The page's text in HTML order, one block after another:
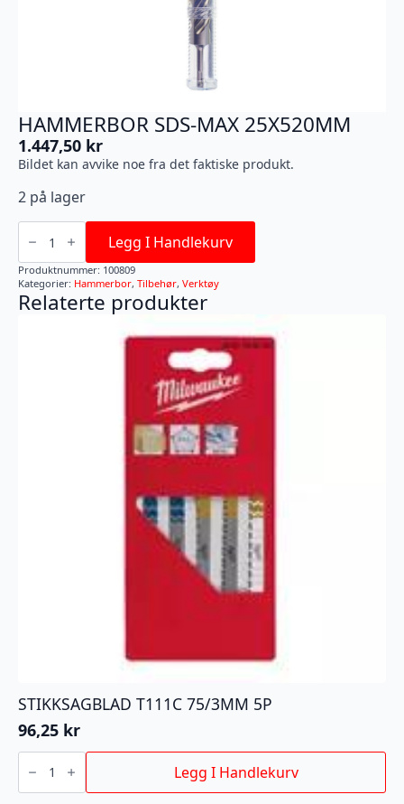
HAMMERBOR SDS-MAX 25X520MM
1.447,50 kr
Bildet kan avvike noe fra det faktiske produkt.
2 på lager
HAMMERBOR
SDS-
25X520MM
antall
Legg I Handlekurv
Produktnummer: 100809
Kategorier: Hammerbor, Tilbehør, Verktøy
Relaterte produkter
STIKKSAGBLAD T111C 75/3MM 5P
96,25 kr
STIKKSAGBLAD
T111C
75/3MM
5P
Legg I Handlekurv